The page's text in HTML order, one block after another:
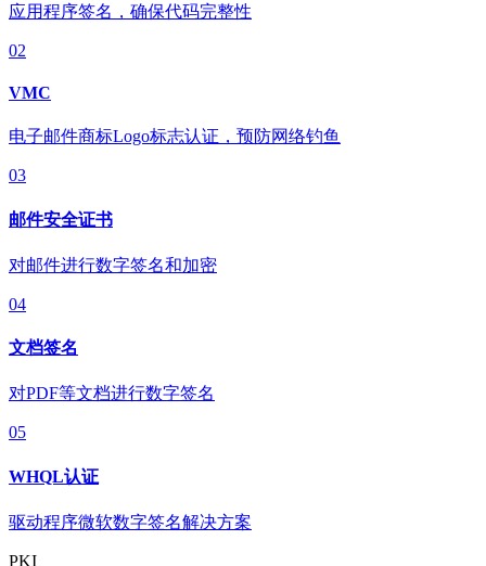
应用程序签名，确保代码完整性
02
VMC
电子邮件商标Logo标志认证，预防网络钓鱼
03
邮件安全证书
对邮件进行数字签名和加密
04
文档签名
对PDF等文档进行数字签名
05
WHQL认证
驱动程序微软数字签名解决方案
PKI